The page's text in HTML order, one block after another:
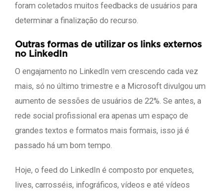
foram coletados muitos feedbacks de usuários para
determinar a finalização do recurso.
Outras formas de utilizar os links externos
no LinkedIn
O engajamento no LinkedIn vem crescendo cada vez
mais, só no último trimestre e a Microsoft divulgou um
aumento de sessões de usuários de 22%. Se antes, a
rede social profissional era apenas um espaço de
grandes textos e formatos mais formais, isso já é
passado há um bom tempo.
Hoje, o feed do LinkedIn é composto por enquetes,
lives, carrosséis, infográficos, vídeos e até vídeos